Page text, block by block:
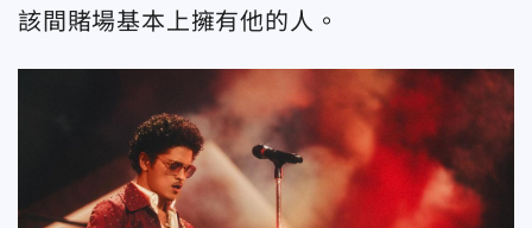
該間賭場基本上擁有他的人。